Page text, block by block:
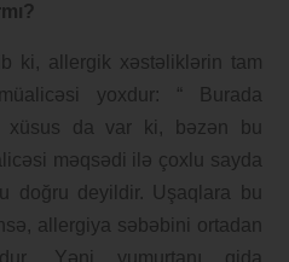
ki, allergik xəstəliklərin tam
yoxdur: “ Burada
xüsus da var ki, bəzən bu
məqsədi ilə çoxlu sayda
doğru deyildir. Uşaqlara bu
allergiya səbəbini ortadan